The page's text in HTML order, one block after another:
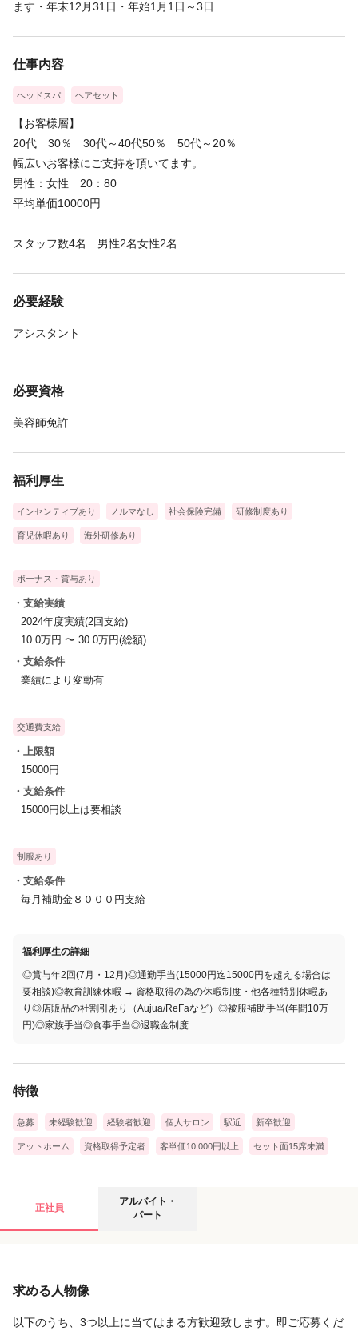
ます・年末12月31日・年始1月1日～3日
仕事内容
ヘッドスパ ヘアセット
【お客様層】
20代 30％ 30代～40代50％ 50代～20％
幅広いお客様にご支持を頂いてます。
男性：女性 20：80
平均単価10000円
スタッフ数4名 男性2名女性2名
必要経験
アシスタント
必要資格
美容師免許
福利厚生
インセンティブあり ノルマなし 社会保険完備 研修制度あり
育児休暇あり 海外研修あり
ボーナス・賞与あり
・支給実績
2024年度実績(2回支給)
10.0万円 〜 30.0万円(総額)
・支給条件
業績により変動有
交通費支給
・上限額
15000円
・支給条件
15000円以上は要相談
制服あり
・支給条件
毎月補助金８０００円支給
福利厚生の詳細
◎賞与年2回(7月・12月)◎通勤手当(15000円迄15000円を超える場合は
要相談)◎教育訓練休暇 → 資格取得の為の休暇制度・他各種特別休暇あ
り◎店販品の社割引あり（Aujua/ReFaなど）◎被服補助手当(年間10万
円)◎家族手当◎食事手当◎退職金制度
特徴
急募 未経験歓迎 経験者歓迎 個人サロン 駅近 新卒歓迎
アットホーム 資格取得予定者 客単価10,000円以上 セット面15席未満
アルバイト・パートの募集要項
時給1,225円〜1,300円
勤務時間に関しては面接時に決めたいと思います
正社員
アルバイト・
パート
求める人物像
以下のうち、3つ以上に当てはまる方歓迎致します。即ご応募くだ